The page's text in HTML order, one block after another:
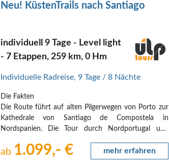
Neu! KüstenTrails nach Santiago
individuell 9 Tage - Level light
- 7 Etappen, 259 km, 0 Hm
Individuelle Radreise, 9 Tage / 8 Nächte
Die Fakten
Die Route führt auf alten Pilgerwegen von Porto zur
Kathedrale von Santiago de Compostela in
Nordspanien. Die Tour durch Nordportugal und
bietet wunderschöne Küstenlandschaften und grüne
ab 1.099,- € mehr erfahren